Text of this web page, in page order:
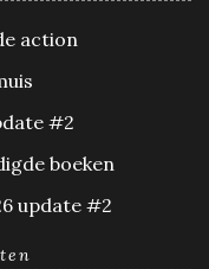
action
#2
boeken
update #2